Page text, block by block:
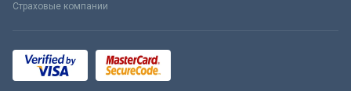
Страховые компании